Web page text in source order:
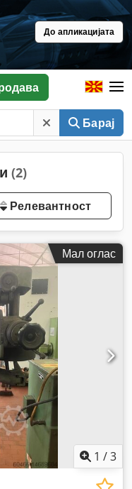
До апликацијата
Барај
(2)
Релевантност
Мал оглас
1 /3